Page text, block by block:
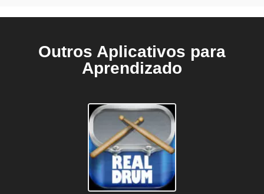
Outros Aplicativos para
Aprendizado